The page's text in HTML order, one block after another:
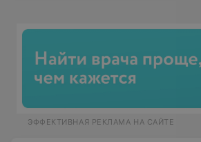
ЭФФЕКТИВНАЯ РЕКЛАМА НА САЙТЕ